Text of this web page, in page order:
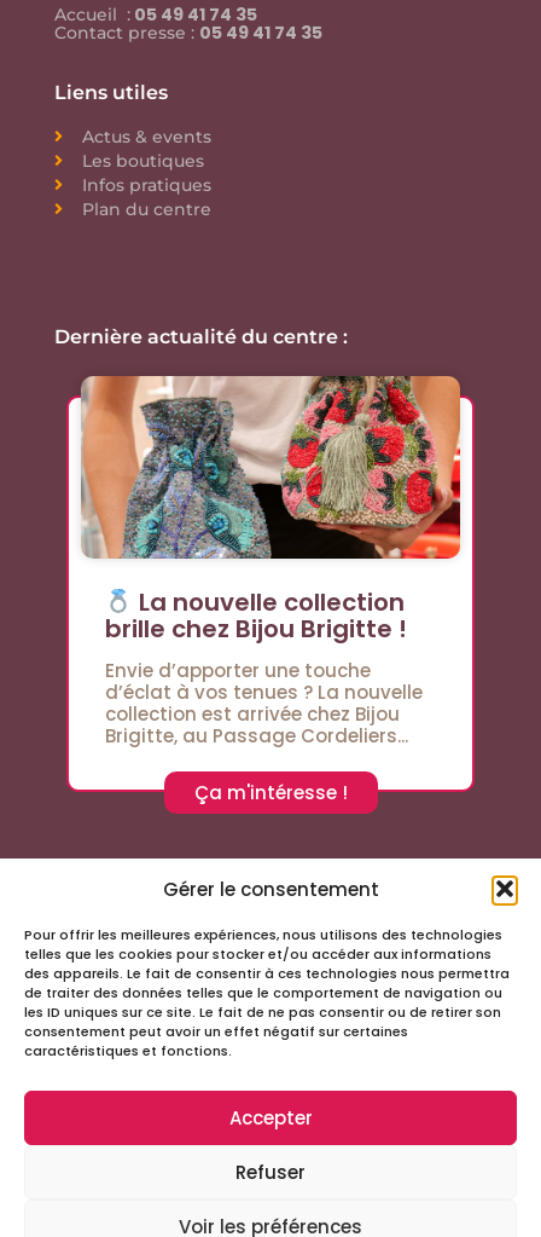
Gérer le consentement
Pour offrir les meilleures expériences, nous utilisons des technologies
telles que les cookies pour stocker et/ou accéder aux informations
des appareils. Le fait de consentir à ces technologies nous permettra
de traiter des données telles que le comportement de navigation ou
les ID uniques sur ce site. Le fait de ne pas consentir ou de retirer son
consentement peut avoir un effet négatif sur certaines
caractéristiques et fonctions.
Accepter
Refuser
Voir les préférences
Accueil : 05 49 41 74 35
Contact presse : 05 49 41 74 35
Liens utiles
Actus & events
Les boutiques
Infos pratiques
Plan du centre
Dernière actualité du centre :
La nouvelle collection
brille chez Bijou Brigitte !
Envie d’apporter une touche
d’éclat à vos tenues ? La nouvelle
collection est arrivée chez Bijou
Brigitte, au Passage Cordeliers...
Ça m'intéresse !
Suivez-nous sur les réseaux sociaux
Infos
Site réalisé avec
par la sociétéMiloctav